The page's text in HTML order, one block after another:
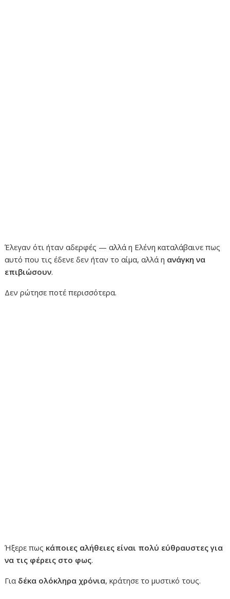
Έλεγαν ότι ήταν αδερφές — αλλά η Ελένη καταλάβαινε πως
αυτό που τις έδενε δεν ήταν το αίμα, αλλά η ανάγκη να
επιβιώσουν.
Δεν ρώτησε ποτέ περισσότερα.
Ήξερε πως κάποιες αλήθειες είναι πολύ εύθραυστες για
να τις φέρεις στο φως.
Για δέκα ολόκληρα χρόνια, κράτησε το μυστικό τους.